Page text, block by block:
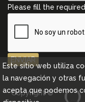
Please fill the
ENVIAR
Copyright ©
Este sitio web utiliza
la navegación y otras
acepta que podemos